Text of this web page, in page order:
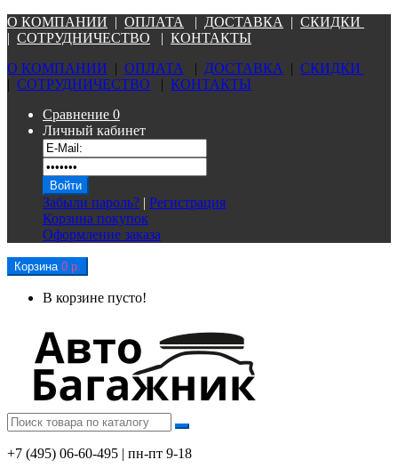
О КОМПАНИИ | ОПЛАТА | ДОСТАВКА | СКИДКИ
| СОТРУДНИЧЕСТВО | КОНТАКТЫ
О КОМПАНИИ | ОПЛАТА | ДОСТАВКА | СКИДКИ
| СОТРУДНИЧЕСТВО | КОНТАКТЫ
Сравнение 0
Личный кабинет
Забыли пароль? | Регистрация
Корзина покупок
Оформление заказа
Корзина 0 р.
В корзине пусто!
+7 (495) 06-60-495 | пн-пт 9-18